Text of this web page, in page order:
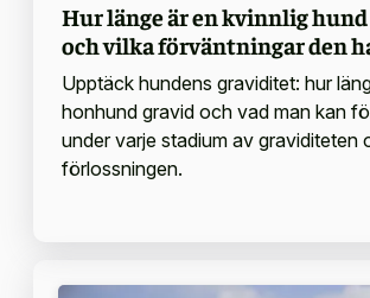
Hur länge är en kvinnlig
och vilka förväntningar den
Upptäck hundens graviditet: hur
honhund gravid och vad man kan
under varje stadium av graviditeten
förlossningen.